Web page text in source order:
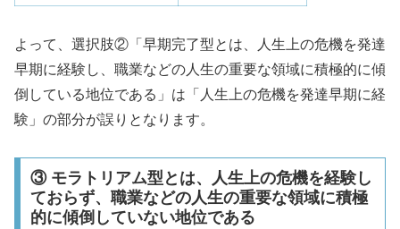
よって、選択肢②「早期完了型とは、人生上の危機を発達
早期に経験し、職業などの人生の重要な領域に積極的に傾
倒している地位である」は「人生上の危機を発達早期に経
験」の部分が誤りとなります。
③ モラトリアム型とは、人生上の危機を経験し
ておらず、職業などの人生の重要な領域に積極
的に傾倒していない地位である